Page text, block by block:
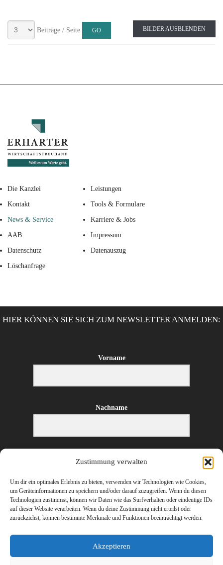
Zustimmung verwalten
Um dir ein optimales Erlebnis zu bieten, verwenden wir Technologien wie Cookies,
um Geräteinformationen zu speichern und/oder darauf zuzugreifen. Wenn du diesen
Technologien zustimmst, können wir Daten wie das Surfverhalten oder eindeutige IDs
auf dieser Website verarbeiten. Wenn du deine Zustimmung nicht erteilst oder
zurückziehst, können bestimmte Merkmale und Funktionen beeinträchtigt werden.
Akzeptieren
Beiträge / Seite BILDER AUSBLENDEN
Die Kanzlei Leistungen
Kontakt Tools & Formulare
News & Service Karriere & Jobs
AAB Impressum
Datenschutz Datenauszug
Löschanfrage
HIER KÖNNEN SIE SICH ZUM NEWSLETTER ANMELDEN:
Vorname
Nachname
E-Mail-Adresse
ANMELDEN